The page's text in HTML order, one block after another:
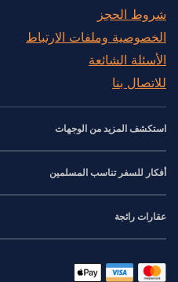
شروط الحجز
الخصوصية وملفات الارتباط
الأسئلة الشائعة
للاتصال بنا
استكشف المزيد من الوجهات
أفكار للسفر تناسب المسلمين
عقارات رائجة